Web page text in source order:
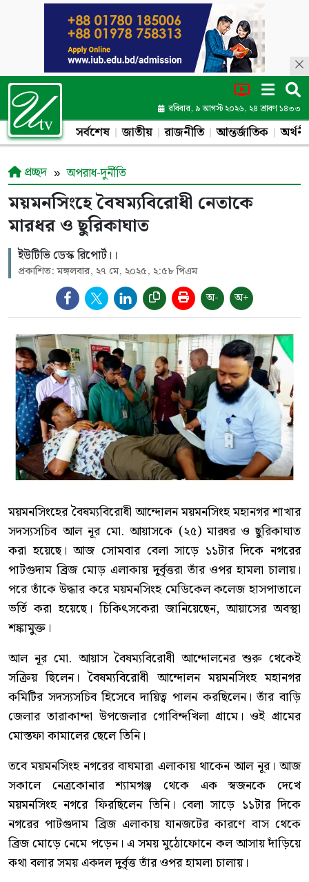
রবিবার, ৯ আগস্ট ২০২৬, ২৪ শ্রাবণ ১৪৩৩
সর্বশেষ জাতীয় রাজনীতি আন্তর্জাতিক
প্রচ্ছদ অপরাধ-দুর্নীতি
ময়মনসিংহে বৈষম্যবিরোধী নেতাকে
মারধর ও ছুরিকাঘাত
ইউটিভি ডেস্ক রিপোর্ট।।
প্রকাশিত: মঙ্গলবার, ২৭ মে, ২০২৫, ২:৫৮ পিএম
অ- অ+
ময়মনসিংহের বৈষম্যবিরোধী আন্দোলন ময়মনসিংহ মহানগর শাখার
সদস্যসচিব আল নূর মো. আয়াসকে (২৫) মারধর ও ছুরিকাঘাত
করা হয়েছে। আজ সোমবার বেলা সাড়ে ১১টার দিকে নগরের
পাটগুদাম ব্রিজ মোড় এলাকায় দুর্বৃত্তরা তাঁর ওপর হামলা চালায়।
পরে তাঁকে উদ্ধার করে ময়মনসিংহ মেডিকেল কলেজ হাসপাতালে
ভর্তি করা হয়েছে। চিকিৎসকেরা জানিয়েছেন, আয়াসের অবস্থা
শঙ্কামুক্ত।
আল নূর মো. আয়াস বৈষম্যবিরোধী আন্দোলনের শুরু থেকেই
সক্রিয় ছিলেন। বৈষম্যবিরোধী আন্দোলন ময়মনসিংহ মহানগর
কমিটির সদস্যসচিব হিসেবে দায়িত্ব পালন করছিলেন। তাঁর বাড়ি
জেলার তারাকান্দা উপজেলার গোবিন্দখিলা গ্রামে। ওই গ্রামের
মোস্তফা কামালের ছেলে তিনি।
তবে ময়মনসিংহ নগরের বাঘমারা এলাকায় থাকেন আল নূর। আজ
সকালে নেত্রকোনার শ্যামগঞ্জ থেকে এক স্বজনকে দেখে
ময়মনসিংহ নগরে ফিরছিলেন তিনি। বেলা সাড়ে ১১টার দিকে
নগরের পাটগুদাম ব্রিজ এলাকায় যানজটের কারণে বাস থেকে
ব্রিজ মোড়ে নেমে পড়েন। এ সময় মুঠোফোনে কল আসায় দাঁড়িয়ে
কথা বলার সময় একদল দুর্বৃত্ত তাঁর ওপর হামলা চালায়।